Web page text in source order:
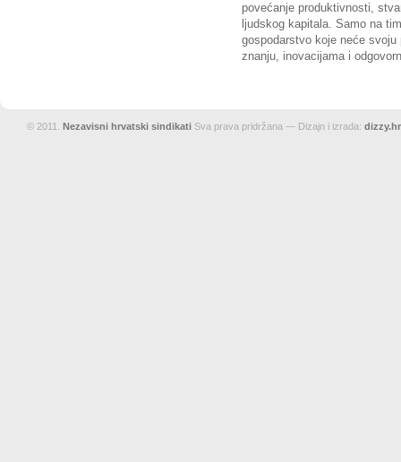
povećanje produktivnosti,
ljudskog kapitala. Samo na
gospodarstvo koje neće
znanju, inovacijama i
© 2011. Nezavisni hrvatski sindikati Sva prava pridržana — Dizajn i izrada: dizzy.hr